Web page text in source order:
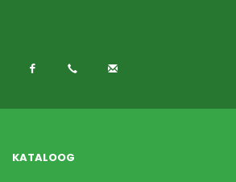
KATALOOG